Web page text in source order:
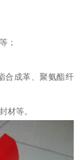
；
合成革、聚氨酯纤
材等。